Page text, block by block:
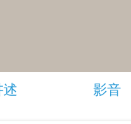
述 影音